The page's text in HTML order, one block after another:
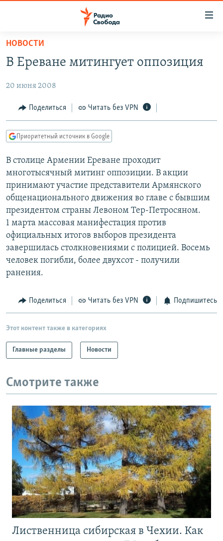
упрощенного
доступа
содержанию
Вернутся
навигации
Вернутся
поиску
ПОДКАСТЫ
АВТОРСКИЕ ПРОЕКТЫ
ЦИТАТЫ СВОБОДЫ
КУЛЬТУРА
IDEL.РЕАЛИИ
СЕВЕР.РЕАЛИИ
СИБИРЬ.РЕАЛИИ
РАСПИСАНИЕ ВЕЩАНИЯ
ПОДПИШИТЕСЬ НА РАССЫЛКУ
СОЦИАЛЬНЫЕ СЕТИ
Все сайты РСЕ/РС
НОВОСТИ
В Ереване митингует оппозиция
20 июня 2008
Поделиться Читать без VPN
Приоритетный источник в Google
В столице Армении Ереване проходит
многотысячный митинг оппозиции. В акции
принимают участие представители Армянского
общенационального движения во главе с бывшим
президентом страны Левоном Тер-Петросяном.
1 марта массовая манифестация против
официальных итогов выборов президента
завершилась столкновениями с полицией. Восемь
человек погибли, более двухсот - получили
ранения.
Поделиться Читать без VPN Подпишитесь
Этот контент также в категориях
Главные разделы Новости
Смотрите также
Лиственница сибирская в Чехии. Как